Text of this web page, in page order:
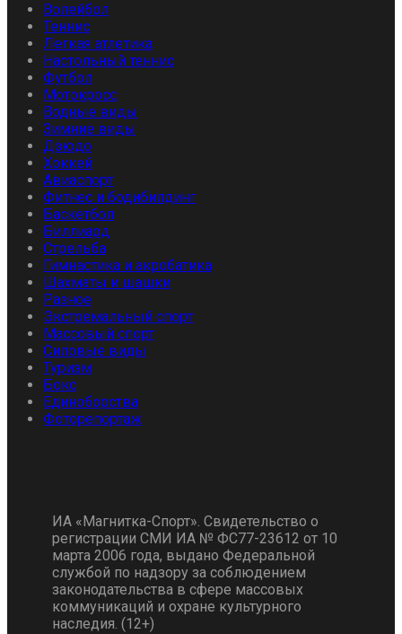
Волейбол
Теннис
Легкая атлетика
Настольный теннис
Футбол
Мотокросс
Водные виды
Зимние виды
Дзюдо
Хоккей
Авиаспорт
Фитнес и бодибилдинг
Баскетбол
Биллиард
Стрельба
Гимнастика и акробатика
Шахматы и шашки
Разное
Экстремальный спорт
Массовый спорт
Силовые виды
Туризм
Бокс
Единоборства
Фоторепортаж
ИА «Магнитка-Спорт». Свидетельство о
регистрации СМИ ИА № ФС77-23612 от 10
марта 2006 года, выдано Федеральной
службой по надзору за соблюдением
законодательства в сфере массовых
коммуникаций и охране культурного
наследия. (12+)